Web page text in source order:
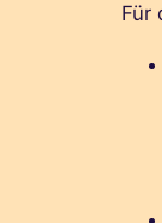
Für